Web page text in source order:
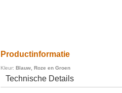
Productinformatie
Kleur: Blauw, Roze en Groen
Technische Details